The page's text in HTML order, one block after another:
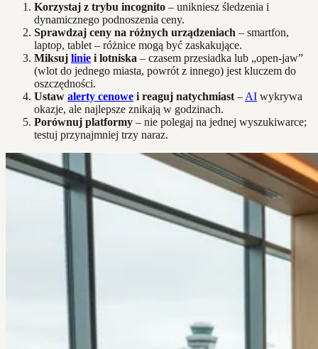
Korzystaj z trybu incognito – unikniesz śledzenia i
dynamicznego podnoszenia ceny.
Sprawdzaj ceny na różnych urządzeniach – smartfon,
laptop, tablet – różnice mogą być zaskakujące.
Miksuj linie i lotniska – czasem przesiadka lub „open-jaw”
(wlot do jednego miasta, powrót z innego) jest kluczem do
oszczędności.
Ustaw alerty cenowe i reaguj natychmiast – AI wykrywa
okazje, ale najlepsze znikają w godzinach.
Porównuj platformy – nie polegaj na jednej wyszukiwarce;
testuj przynajmniej trzy naraz.